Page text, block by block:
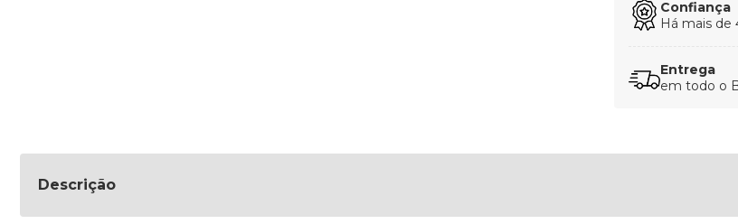
Confiança
Há mais de
Entrega
em todo o
Descrição